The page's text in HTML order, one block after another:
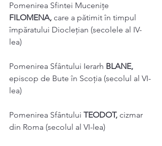
Pomenirea Sfintei Muceniţe
FILOMENA, care a pătimit în timpul
împăratului Dioclețian (secolele al IV-
lea)
Pomenirea Sfântului Ierarh BLANE,
episcop de Bute în Scoţia (secolul al VI-
lea)
Pomenirea Sfântului TEODOT, cizmar
din Roma (secolul al VI-lea)